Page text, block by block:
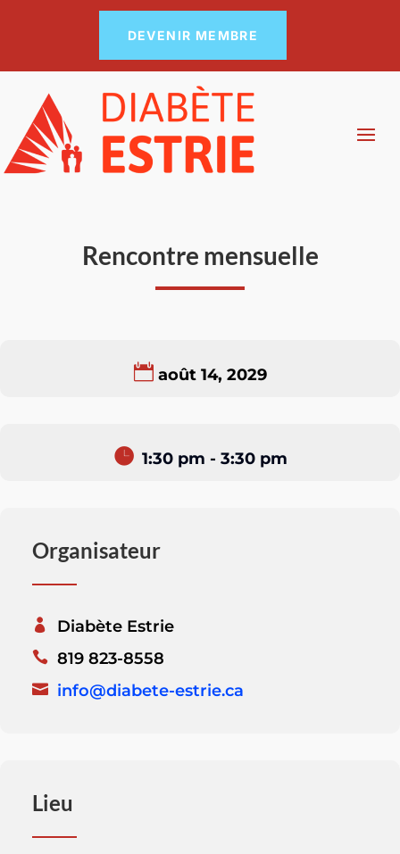
DEVENIR MEMBRE
Rencontre mensuelle
août 14, 2029
1:30 pm - 3:30 pm
Organisateur
Diabète Estrie
819 823-8558
info@diabete-estrie.ca
Lieu